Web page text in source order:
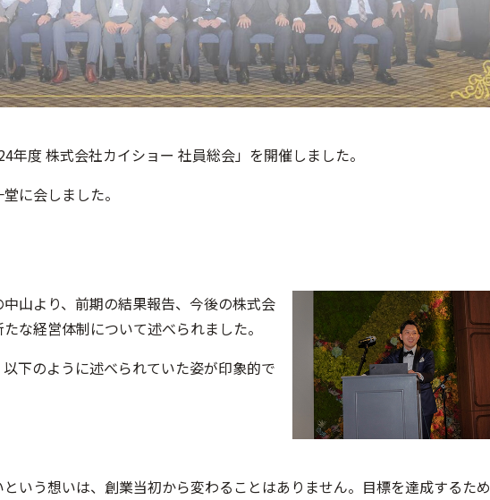
年度 株式会社カイショー 社員総会」を開催しました。
に会しました。
山より、前期の結果報告、今後の株式会
な経営体制について述べられました。
下のように述べられていた姿が印象的で
という想いは、創業当初から変わることはありません。目標を達成するため